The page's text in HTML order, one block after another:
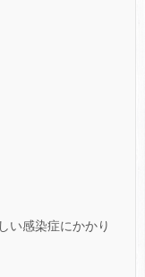
い感染症にかかり